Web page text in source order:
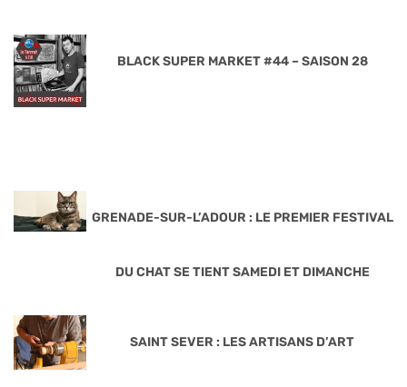
BLACK SUPER MARKET #44 – SAISON 28
GRENADE-SUR-L’ADOUR : LE PREMIER FESTIVAL
DU CHAT SE TIENT SAMEDI ET DIMANCHE
SAINT SEVER : LES ARTISANS D’ART